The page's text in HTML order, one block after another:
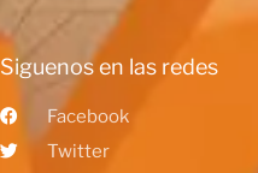
Siguenos en las redes
Facebook
Twitter